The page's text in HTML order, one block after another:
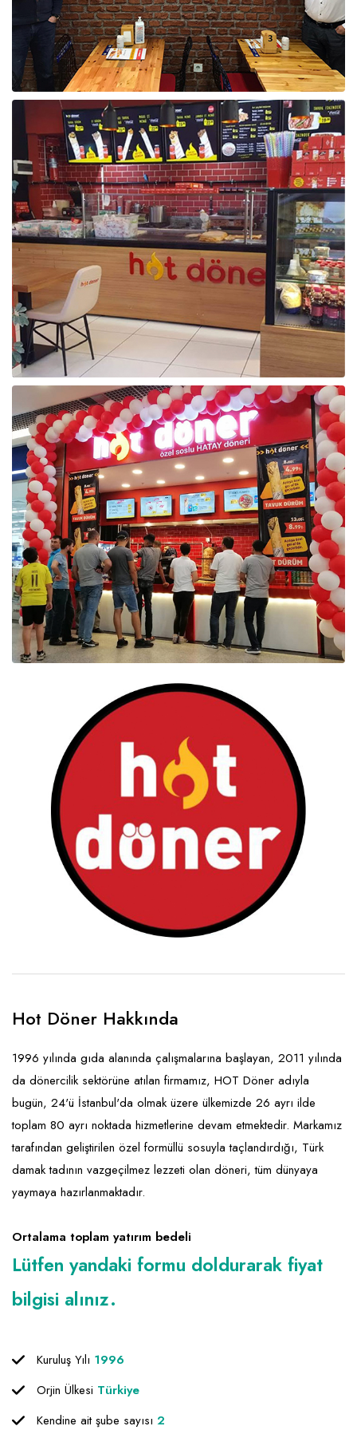
Raf ve Depo Sistemleri
Reklam - Tanıtım - PR ve İnternet
Seyahat - Rent A Car
Tabela - Dijital Baskı
Hot Döner Hakkında
1996 yılında gıda alanında çalışmalarına başlayan, 2011 yılında
da dönercilik sektörüne atılan firmamız, HOT Döner adıyla
bugün, 24'ü İstanbul'da olmak üzere ülkemizde 26 ayrı ilde
toplam 80 ayrı noktada hizmetlerine devam etmektedir. Markamız
tarafından geliştirilen özel formüllü sosuyla taçlandırdığı, Türk
damak tadının vazgeçilmez lezzeti olan döneri, tüm dünyaya
yaymaya hazırlanmaktadır.
Ortalama toplam yatırım bedeli
Lütfen yandaki formu doldurarak fiyat
bilgisi alınız.
Kuruluş Yılı 1996
Orjin Ülkesi Türkiye
Kendine ait şube sayısı 2